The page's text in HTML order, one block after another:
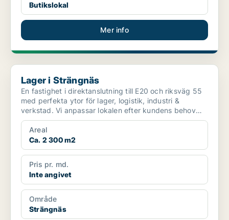
Butikslokal
Mer info
Lager i Strängnäs
Lager i Strängnäs
En fastighet i direktanslutning till E20 och riksväg 55
med perfekta ytor för lager, logistik, industri &
verkstad. Vi anpassar lokalen efter kundens behov
o...
Areal
Ca. 2 300 m2
Pris pr. md.
Inte angivet
Område
Strängnäs